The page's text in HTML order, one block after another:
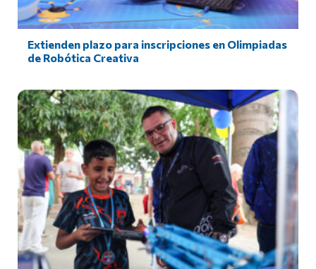
Extienden plazo para inscripciones en Olimpiadas
de Robótica Creativa